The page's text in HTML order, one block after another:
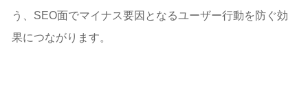
う、SEO面でマイナス要因となるユーザー行動を防ぐ効
果につながります。